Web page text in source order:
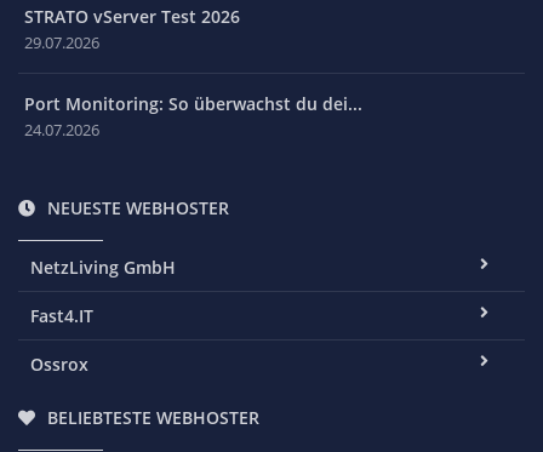
STRATO vServer Test 2026
29.07.2026
Port Monitoring: So überwachst du dei...
24.07.2026
NEUESTE WEBHOSTER
NetzLiving GmbH
Fast4.IT
Ossrox
BELIEBTESTE WEBHOSTER